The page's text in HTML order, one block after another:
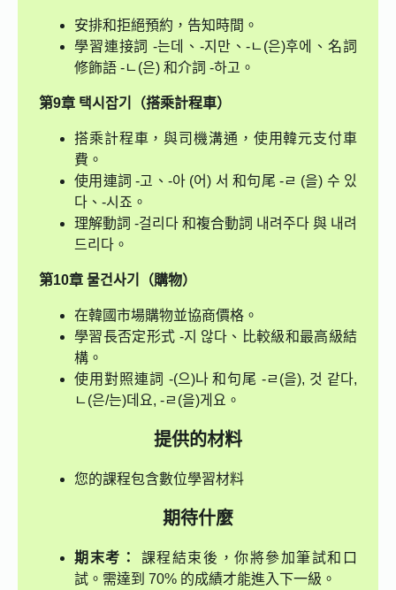
安排和拒絕預約，告知時間。
學習連接詞 -는데、-지만、-ㄴ(은)후에、名詞
修飾語 -ㄴ(은) 和介詞 -하고。
第9章 택시잡기（搭乘計程車）
搭乘計程車，與司機溝通，使用韓元支付車
費。
使用連詞 -고、-아 (어) 서 和句尾 -ㄹ (을) 수 있
다、-시죠。
理解動詞 -걸리다 和複合動詞 내려주다 與 내려
드리다。
第10章 물건사기（購物）
在韓國市場購物並協商價格。
學習長否定形式 -지 않다、比較級和最高級結
構。
使用對照連詞 -(으)나 和句尾 -ㄹ(을), 것 같다,
ㄴ(은/는)데요, -ㄹ(을)게요。
提供的材料
您的課程包含數位學習材料
期待什麼
期末考：
課程結束後，你將參加筆試和口
試。需達到 70% 的成績才能進入下一級。